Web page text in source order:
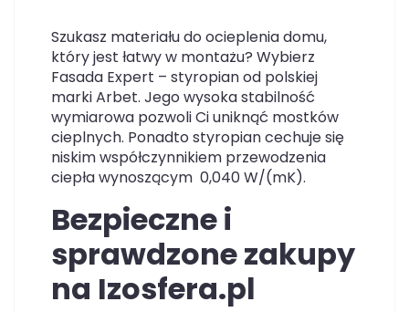
Szukasz materiału do ocieplenia domu,
który jest łatwy w montażu? Wybierz
Fasada Expert – styropian od polskiej
marki Arbet. Jego wysoka stabilność
wymiarowa pozwoli Ci uniknąć mostków
cieplnych. Ponadto styropian cechuje się
niskim współczynnikiem przewodzenia
ciepła wynoszącym 0,040 W/(mK).
Bezpieczne i
sprawdzone zakupy
na Izosfera.pl